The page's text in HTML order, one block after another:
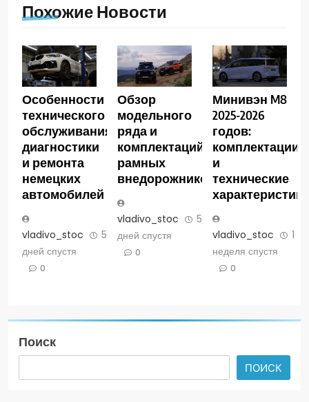
Похожие Новости
Особенности
технического
обслуживания,
диагностики
и ремонта
немецких
автомобилей
vladivo_stoc
5
дней спустя
0
Обзор
модельного
ряда и
комплектаций
рамных
внедорожников
vladivo_stoc
5
дней спустя
0
Минивэн M8
2025-2026
годов:
комплектации
и
технические
характеристики
vladivo_stoc
1
неделя спустя
0
Поиск
ПОИСК